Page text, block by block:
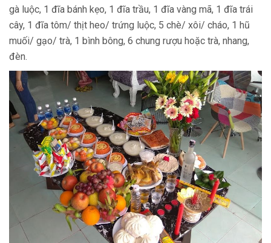
gà luộc, 1 đĩa bánh kẹo, 1 đĩa trầu, 1 đĩa vàng mã, 1 đĩa trái
cây, 1 đĩa tôm/ thịt heo/ trứng luộc, 5 chè/ xôi/ cháo, 1 hũ
muối/ gạo/ trà, 1 bình bông, 6 chung rượu hoặc trà, nhang,
đèn.